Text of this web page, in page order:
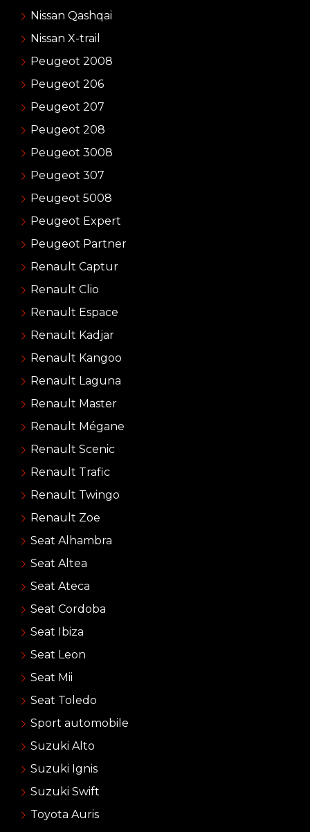
Nissan Qashqai
Nissan X-trail
Peugeot 2008
Peugeot 206
Peugeot 207
Peugeot 208
Peugeot 3008
Peugeot 307
Peugeot 5008
Peugeot Expert
Peugeot Partner
Renault Captur
Renault Clio
Renault Espace
Renault Kadjar
Renault Kangoo
Renault Laguna
Renault Master
Renault Mégane
Renault Scenic
Renault Trafic
Renault Twingo
Renault Zoe
Seat Alhambra
Seat Altea
Seat Ateca
Seat Cordoba
Seat Ibiza
Seat Leon
Seat Mii
Seat Toledo
Sport automobile
Suzuki Alto
Suzuki Ignis
Suzuki Swift
Toyota Auris